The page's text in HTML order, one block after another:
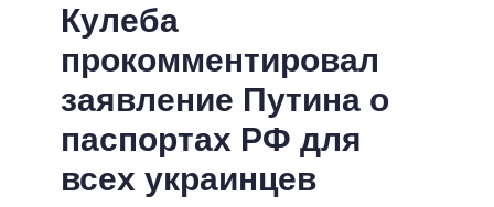
ЛЕНТА
СОБЫТИЯ
СТАТЬИ
ОБЗОРЫ
ДАЙДЖЕСТЫ
ЭКОНОМИКА
ОБЩЕСТВО
МИР
ПОЛИТИКИ
ПРЕЗИДЕНТ И ОФИС
ВЕРХОВНАЯ РАДА
ИНФОГРАФИКА
ВИДЕО
Кулеба
прокомментировал
заявление Путина о
паспортах РФ для
всех украинцев